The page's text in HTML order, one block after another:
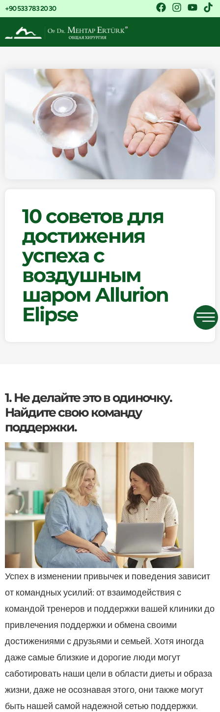
+90 533 783 20 30
10 советов для
достижения
успеха с
воздушным
шаром Allurion
Elipse
1. Не делайте это в одиночку.
Найдите свою команду
поддержки.
Успех в изменении привычек и поведения зависит
от командных усилий: от взаимодействия с
командой тренеров и поддержки вашей клиники до
привлечения поддержки и обмена своими
достижениями с друзьями и семьей. Хотя иногда
даже самые близкие и дорогие люди могут
саботировать наши цели в области диеты и образа
жизни, даже не осознавая этого, они также могут
быть нашей самой надежной сетью поддержки.